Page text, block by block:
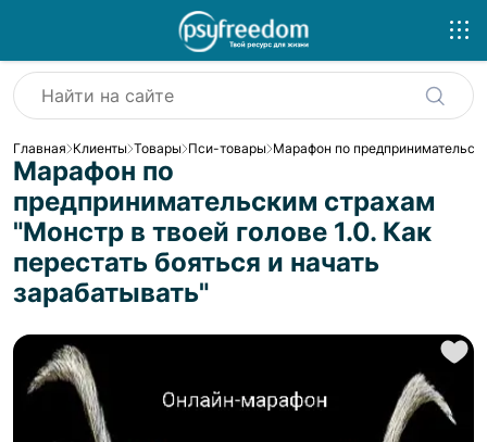
Главная Клиенты Товары Пси-товары Марафон по
Марафон по
предпринимательским страхам
"Монстр в твоей голове 1.0. Как
перестать бояться и начать
зарабатывать"